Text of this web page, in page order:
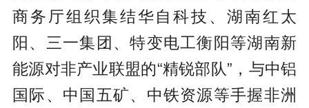
商务厅组织集结华自科技、湖南红太
阳、三一集团、特变电工衡阳等湖南新
能源对非产业联盟的“精锐部队”，与中铝
国际、中国五矿、中铁资源等手握非洲